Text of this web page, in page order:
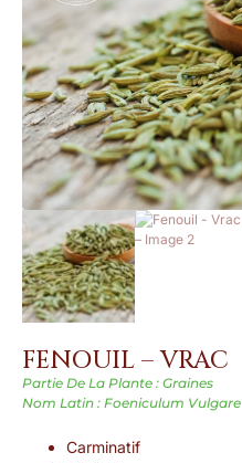
FENOUIL – VRAC
Partie De La Plante : Graines
Nom Latin : Foeniculum Vulgare
Carminatif